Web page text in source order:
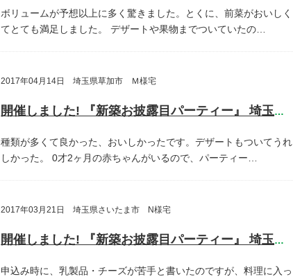
ボリュームが予想以上に多く驚きました。とくに、前菜がおいしく
てとても満足しました。
デザートや果物までついていたの…
2017年04月14日 埼玉県草加市 Ｍ様宅
開催しました! 『新築お披露目パーティー』 埼玉県草加市 M様宅
種類が多くて良かった、おいしかったです。デザートもついてうれ
しかった。
0才2ヶ月の赤ちゃんがいるので、パーティー…
2017年03月21日 埼玉県さいたま市 N様宅
開催しました! 『新築お披露目パーティー』 埼玉県さいたま市 N様宅
申込み時に、乳製品・チーズが苦手と書いたのですが、料理に入っ